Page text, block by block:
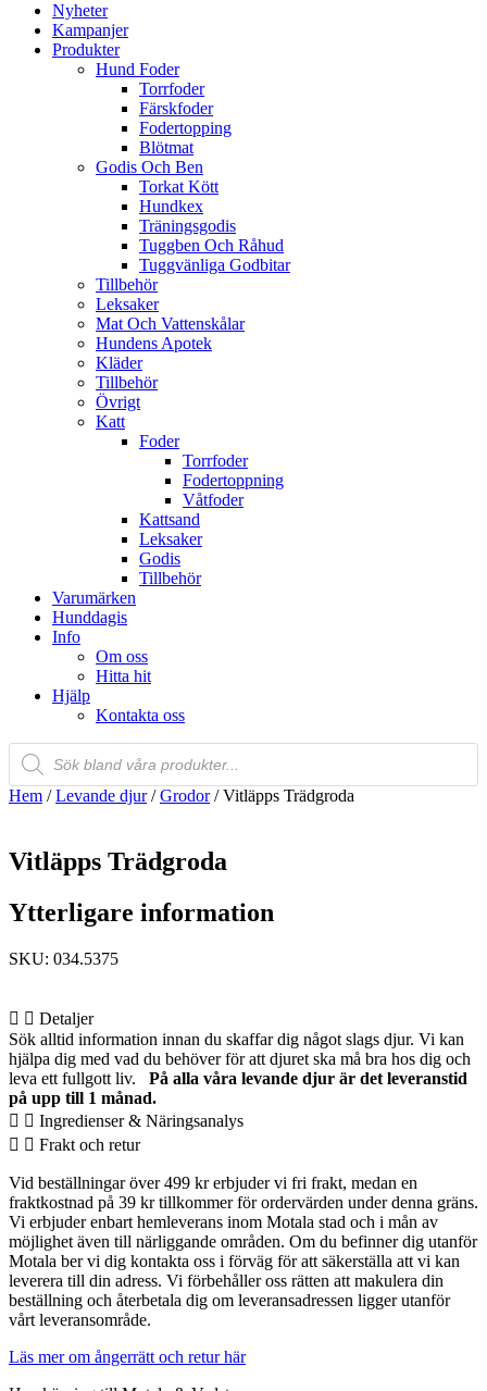
Nyheter
Kampanjer
Produkter
Hund Foder
Torrfoder
Färskfoder
Fodertopping
Blötmat
Godis Och Ben
Torkat Kött
Hundkex
Träningsgodis
Tuggben Och Råhud
Tuggvänliga Godbitar
Tillbehör
Leksaker
Mat Och Vattenskålar
Hundens Apotek
Kläder
Tillbehör
Övrigt
Katt
Foder
Torrfoder
Fodertoppning
Våtfoder
Kattsand
Leksaker
Godis
Tillbehör
Varumärken
Hunddagis
Info
Om oss
Hitta hit
Hjälp
Kontakta oss
Products
search
Hem /Levande djur/Grodor/ Vitläpps Trädgroda
Vitläpps Trädgroda
Ytterligare information
SKU: 034.5375
Detaljer
Sök alltid information innan du skaffar dig något slags djur. Vi kan
hjälpa dig med vad du behöver för att djuret ska må bra hos dig och
leva ett fullgott liv. På alla våra levande djur är det leveranstid
på upp till 1 månad.
Ingredienser & Näringsanalys
Frakt och retur
Vid beställningar över 499 kr erbjuder vi fri frakt, medan en
fraktkostnad på 39 kr tillkommer för ordervärden under denna gräns.
Vi erbjuder enbart hemleverans inom Motala stad och i mån av
möjlighet även till närliggande områden. Om du befinner dig utanför
Motala ber vi dig kontakta oss i förväg för att säkerställa att vi kan
leverera till din adress. Vi förbehåller oss rätten att makulera din
beställning och återbetala dig om leveransadressen ligger utanför
vårt leveransområde.
Läs mer om ångerrätt och retur här